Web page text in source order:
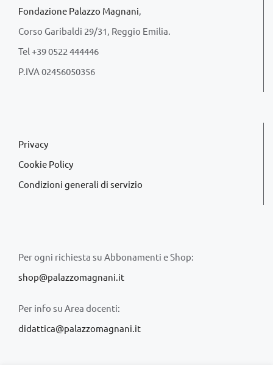
Fondazione Palazzo Magnani,
Corso Garibaldi 29/31, Reggio Emilia.
Tel +39 0522 444446
P.IVA 02456050356
Privacy
Cookie Policy
Condizioni generali di servizio
Per ogni richiesta su Abbonamenti e Shop:
shop@palazzomagnani.it
Per info su Area docenti:
didattica@palazzomagnani.it